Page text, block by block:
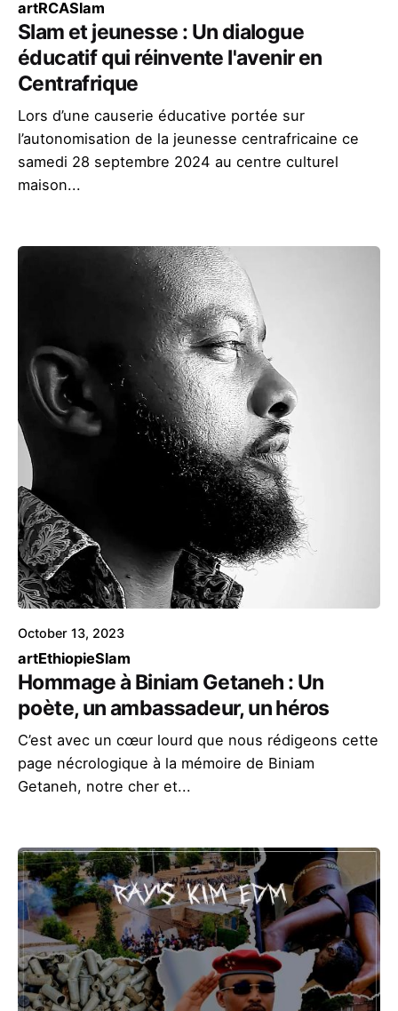
artRCASlam
Slam et jeunesse : Un dialogue
éducatif qui réinvente l'avenir en
Centrafrique
Lors d’une causerie éducative portée sur
l’autonomisation de la jeunesse centrafricaine ce
samedi 28 septembre 2024 au centre culturel
maison...
October 13, 2023
artEthiopieSlam
Hommage à Biniam Getaneh : Un
poète, un ambassadeur, un héros
C’est avec un cœur lourd que nous rédigeons cette
page nécrologique à la mémoire de Biniam
Getaneh, notre cher et...